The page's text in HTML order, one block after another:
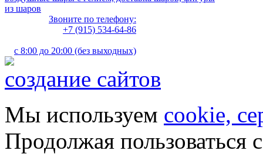
из шаров
Звоните по телефону:
+7 (915) 534-64-86
с 8:00 до 20:00 (без выходных)
создание сайтов
Мы используем cookie,
Продолжая пользоваться